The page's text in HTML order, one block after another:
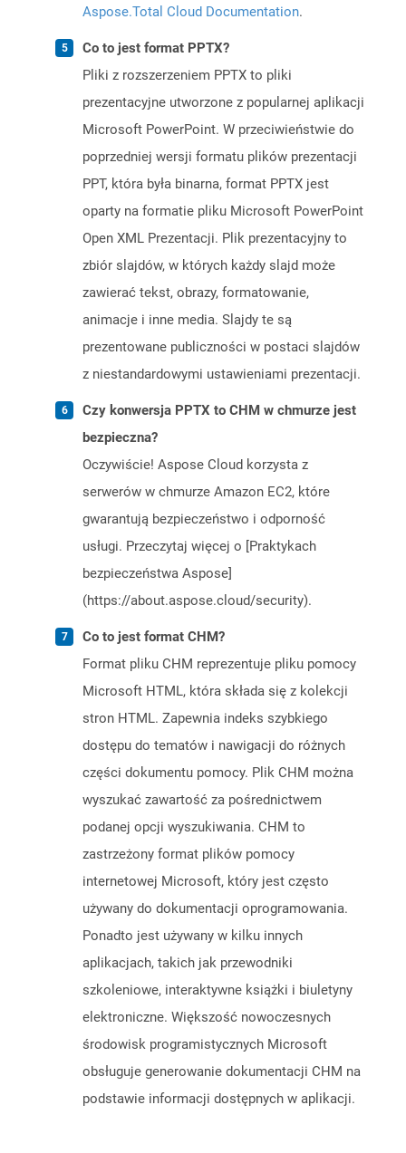
Aspose.Total Cloud Documentation.
Co to jest format PPTX?
Pliki z rozszerzeniem PPTX to pliki
prezentacyjne utworzone z popularnej aplikacji
Microsoft PowerPoint. W przeciwieństwie do
poprzedniej wersji formatu plików prezentacji
PPT, która była binarna, format PPTX jest
oparty na formatie pliku Microsoft PowerPoint
Open XML Prezentacji. Plik prezentacyjny to
zbiór slajdów, w których każdy slajd może
zawierać tekst, obrazy, formatowanie,
animacje i inne media. Slajdy te są
prezentowane publiczności w postaci slajdów
z niestandardowymi ustawieniami prezentacji.
Czy konwersja PPTX to CHM w chmurze jest
bezpieczna?
Oczywiście! Aspose Cloud korzysta z
serwerów w chmurze Amazon EC2, które
gwarantują bezpieczeństwo i odporność
usługi. Przeczytaj więcej o [Praktykach
bezpieczeństwa Aspose]
(https://about.aspose.cloud/security).
Co to jest format CHM?
Format pliku CHM reprezentuje pliku pomocy
Microsoft HTML, która składa się z kolekcji
stron HTML. Zapewnia indeks szybkiego
dostępu do tematów i nawigacji do różnych
części dokumentu pomocy. Plik CHM można
wyszukać zawartość za pośrednictwem
podanej opcji wyszukiwania. CHM to
zastrzeżony format plików pomocy
internetowej Microsoft, który jest często
używany do dokumentacji oprogramowania.
Ponadto jest używany w kilku innych
aplikacjach, takich jak przewodniki
szkoleniowe, interaktywne książki i biuletyny
elektroniczne. Większość nowoczesnych
środowisk programistycznych Microsoft
obsługuje generowanie dokumentacji CHM na
podstawie informacji dostępnych w aplikacji.